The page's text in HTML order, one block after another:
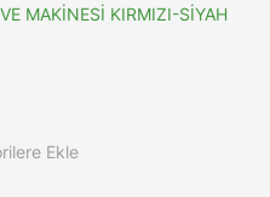
MAKİNESİ KIRMIZI-SİYAH
Ekle